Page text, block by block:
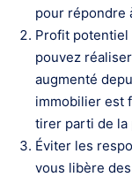
pour répondre
Profit potentiel
pouvez
augmenté
immobilier est
tirer parti de la
Éviter les
vous libère